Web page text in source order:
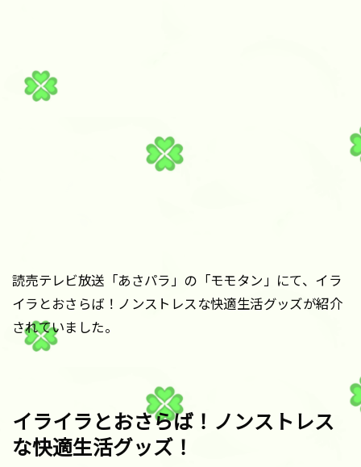
読売テレビ放送「あさパラ」の「モモタン」にて、イラ
イラとおさらば！ノンストレスな快適生活グッズが紹介
されていました。
イライラとおさらば！ノンストレス
な快適生活グッズ！